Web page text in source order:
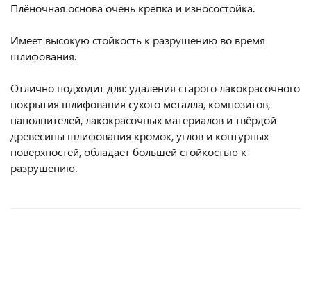
Плёночная основа очень крепка и износостойка.
Имеет высокую стойкость к разрушению во время
шлифования.
Отлично подходит для: удаления старого лакокрасочного
покрытия шлифования сухого металла, композитов,
наполнителей, лакокрасочных материалов и твёрдой
древесины шлифования кромок, углов и контурных
поверхностей, обладает большей стойкостью к
разрушению.